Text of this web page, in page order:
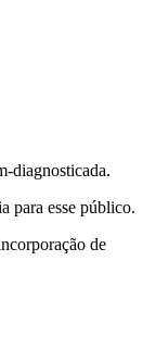
diagnosticada.
para esse público.
de